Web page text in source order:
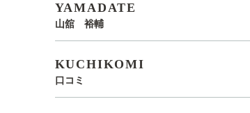
YAMADATE
山舘 裕輔
KUCHIKOMI
口コミ